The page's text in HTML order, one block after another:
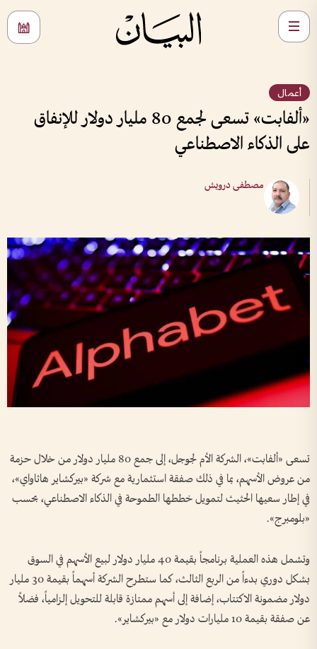
أعمال
«ألفابت» تسعى لجمع 80 مليار دولار للإنفاق
على الذكاء الاصطناعي
مصطفى درويش
تسعى «ألفابت»، الشركة الأم لجوجل، إلى جمع 80 مليار دولار من خلال حزمة
من عروض الأسهم، بما في ذلك صفقة استثمارية مع شركة «بيركشاير هاثاواي»،
في إطار سعيها الحثيث لتمويل خططها الطموحة في الذكاء الاصطناعي، بحسب
«بلومبرج».
وتشمل هذه العملية برنامجاً بقيمة 40 مليار دولار لبيع الأسهم في السوق
بشكل دوري بدءاً من الربع الثالث، كما ستطرح الشركة أسهماً بقيمة 30 مليار
دولار مضمونة الاكتتاب، إضافة إلى أسهم ممتازة قابلة للتحويل إلزامياً، فضلاً
عن صفقة بقيمة 10 مليارات دولار مع «بيركشاير».